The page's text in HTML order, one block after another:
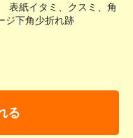
紙イタミ、クスミ、角
ジ下角少折れ跡
る